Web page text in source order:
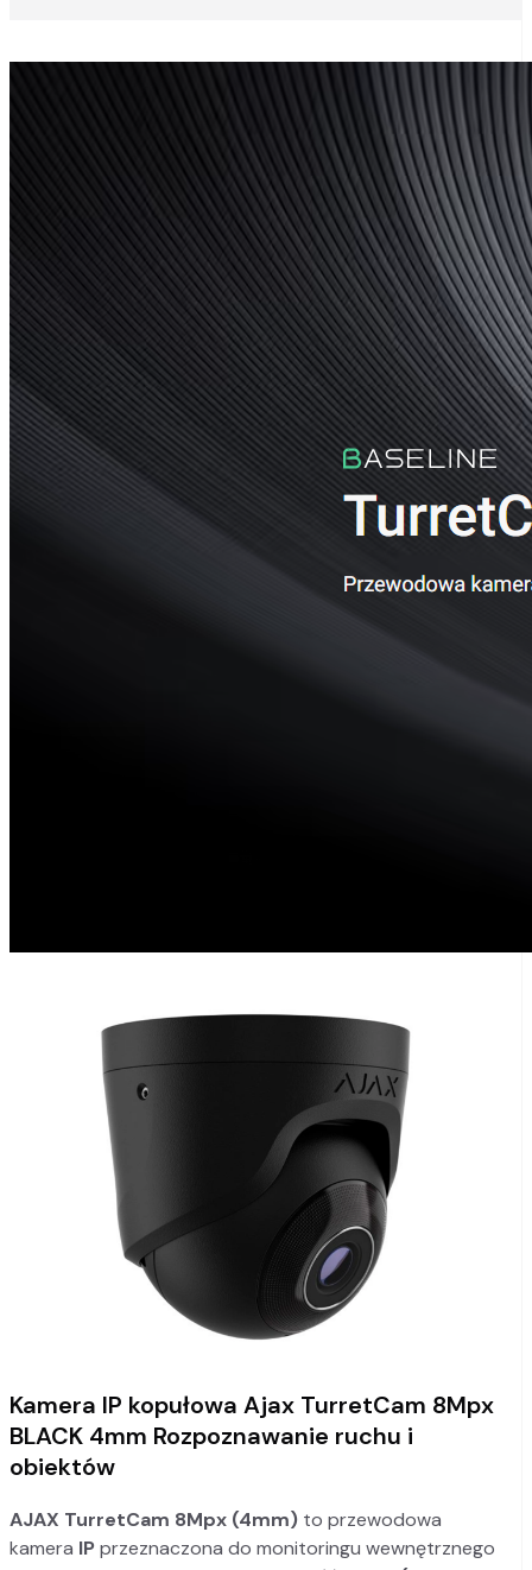
Kamera IP kopułowa Ajax TurretCam 8Mpx
BLACK 4mm Rozpoznawanie ruchu i
obiektów
AJAX TurretCam 8Mpx (4mm) to przewodowa
kamera IPprzeznaczona do monitoringu wewnętrznego